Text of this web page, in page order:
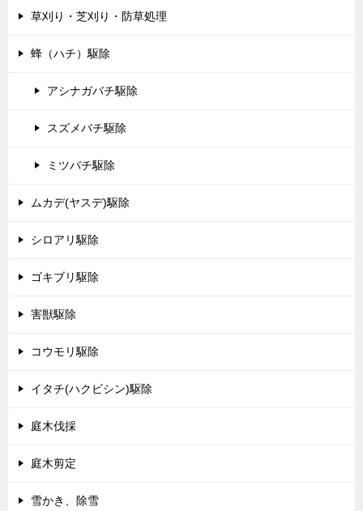
草刈り・芝刈り・防草処理
蜂（ハチ）駆除
アシナガバチ駆除
スズメバチ駆除
ミツバチ駆除
ムカデ(ヤスデ)駆除
シロアリ駆除
ゴキブリ駆除
害獣駆除
コウモリ駆除
イタチ(ハクビシン)駆除
庭木伐採
庭木剪定
雪かき、除雪